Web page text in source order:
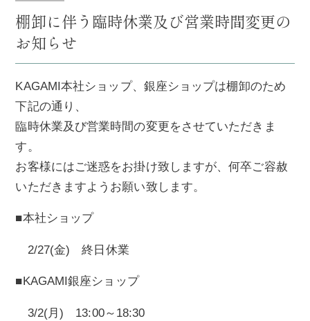
棚卸に伴う臨時休業及び営業時間変更の
お知らせ
KAGAMI本社ショップ、銀座ショップは棚卸のため
下記の通り、
臨時休業及び営業時間の変更をさせていただきま
す。
お客様にはご迷惑をお掛け致しますが、何卒ご容赦
いただきますようお願い致します。
■本社ショップ
2/27(金) 終日休業
■KAGAMI銀座ショップ
3/2(月) 13:00～18:30